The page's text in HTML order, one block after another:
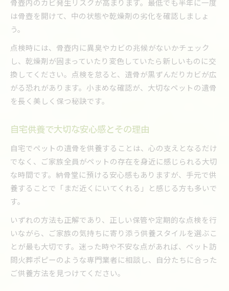
骨壺内のカビ発生リスクが高まります。最低でも半年に一度
は骨壺を開けて、中の状態や乾燥剤の劣化を確認しましょ
う。
点検時には、骨壺内に異臭やカビの兆候がないかチェック
し、乾燥剤が固まっていたり変色していたら新しいものに交
換してください。点検を怠ると、遺骨が黒ずんだりカビが広
がる恐れがあります。小まめな確認が、大切なペットの遺骨
を長く美しく保つ秘訣です。
自宅供養で大切な安心感とその理由
自宅でペットの遺骨を供養することは、心の支えとなるだけ
でなく、ご家族全員がペットの存在を身近に感じられる大切
な時間です。納骨堂に預ける安心感もありますが、手元で供
養することで「まだ近くにいてくれる」と感じる方も多いで
す。
いずれの方法も正解であり、正しい保管や定期的な点検を行
いながら、ご家族の気持ちに寄り添う供養スタイルを選ぶこ
とが最も大切です。迷った時や不安な点があれば、ペット訪
問火葬ポピーのような専門業者に相談し、自分たちに合った
ご供養方法を見つけてください。